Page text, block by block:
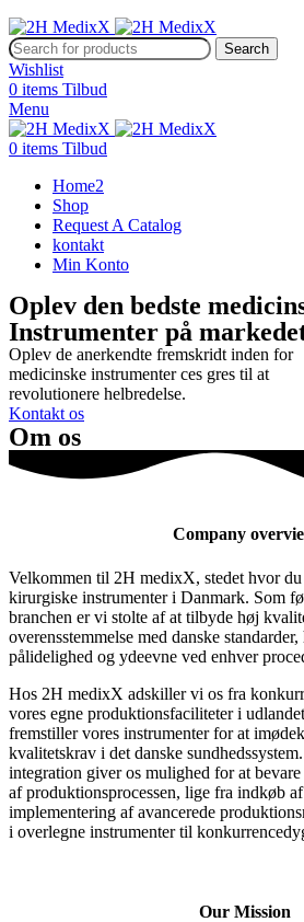
Search
Wishlist
0 items Tilbud
Menu
0 items Tilbud
Home2
Shop
Request A Catalog
kontakt
Min Konto
Oplev den bedste
Instrumenter på
Oplev de anerkendte fremskridt inden for
medicinske instrumenter ces gres til at
revolutionere helbredelse.
Kontakt os
Om os
Company
Velkommen til 2H medixX, stedet hvor
kirurgiske instrumenter i Danmark. Som
branchen er vi stolte af at tilbyde høj
overensstemmelse med danske
pålidelighed og ydeevne ved enhver
Hos 2H medixX adskiller vi os fra
vores egne produktionsfaciliteter i
fremstiller vores instrumenter for at
kvalitetskrav i det danske
integration giver os mulighed for at
af produktionsprocessen, lige fra indkøb
implementering af avancerede
i overlegne instrumenter til
Our Mission